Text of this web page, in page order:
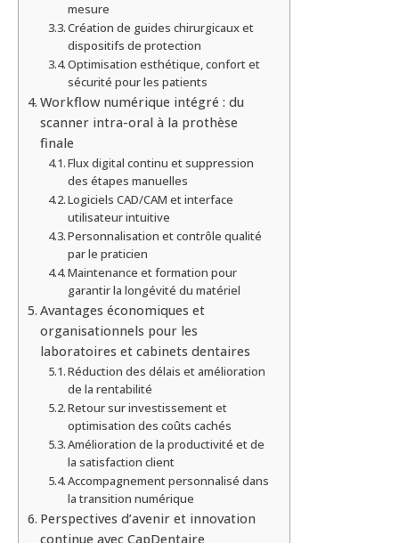
mesure
Création de guides chirurgicaux et
dispositifs de protection
Optimisation esthétique, confort et
sécurité pour les patients
Workflow numérique intégré : du
scanner intra-oral à la prothèse
finale
Flux digital continu et suppression
des étapes manuelles
Logiciels CAD/CAM et interface
utilisateur intuitive
Personnalisation et contrôle qualité
par le praticien
Maintenance et formation pour
garantir la longévité du matériel
Avantages économiques et
organisationnels pour les
laboratoires et cabinets dentaires
Réduction des délais et amélioration
de la rentabilité
Retour sur investissement et
optimisation des coûts cachés
Amélioration de la productivité et de
la satisfaction client
Accompagnement personnalisé dans
la transition numérique
Perspectives d’avenir et innovation
continue avec CapDentaire